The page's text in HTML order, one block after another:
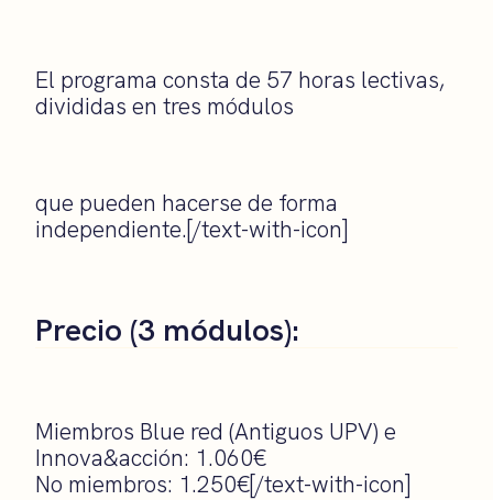
El programa consta de 57 horas lectivas,
divididas en tres módulos
que pueden hacerse de forma
independiente.[/text-with-icon]
Precio (3 módulos):
Miembros Blue red (Antiguos UPV) e
Innova&acción: 1.060€
No miembros: 1.250€[/text-with-icon]